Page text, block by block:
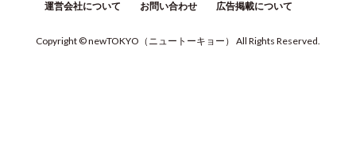
運営会社について お問い合わせ 広告掲載について
Copyright © newTOKYO （ ニュートーキョー ） All Rights Reserved.